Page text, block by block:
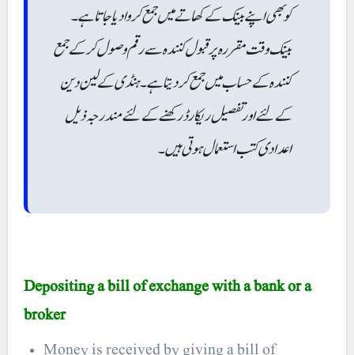
کو بھی اپنے بینک کے کھاتے میں جمع کروا دیا جاتا ہے۔
بینک وقت مقررہ پر قبول کنندہ سے رقم وصول کر کے جمع
کنندہ کے حساب میں جمع کر دیتا ہے۔ ہنڈی کے لین دین
کے لئے اور تفصیل ریکارڈ رکھنے کے لئے مندرجہ ذیل
اعدادی کتب استعمال ہوتی ہیں۔
Depositing a bill of exchange with a bank or a
broker